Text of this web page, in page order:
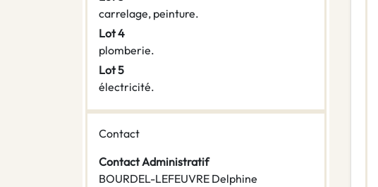
carrelage, peinture.
Lot 4
plomberie.
Lot 5
électricité.
Contact
Contact Administratif
BOURDEL-LEFEUVRE Delphine